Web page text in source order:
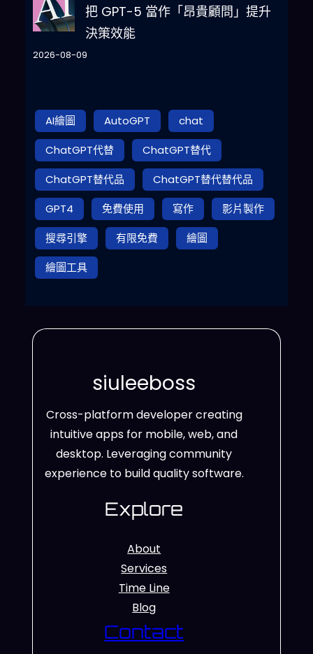
把 GPT-5 當作「昂貴顧問」提升
決策效能
2026-08-09
AI繪圖 AutoGPT
chat
ChatGPT代替
ChatGPT替代
ChatGPT替代品
ChatGPT替代替代品
GPT4
免費使用 寫作
影片製作
搜尋引擎
有限免費
繪圖
繪圖工具
siuleeboss
Cross-platform developer creating
intuitive apps for mobile, web, and
desktop. Leveraging community
experience to build quality software.
Explore
About
Services
Time Line
Blog
Contact